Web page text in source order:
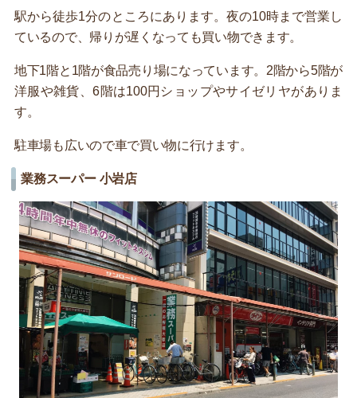
駅から徒歩1分のところにあります。夜の10時まで営業し
ているので、帰りが遅くなっても買い物できます。
地下1階と1階が食品売り場になっています。2階から5階が
洋服や雑貨、6階は100円ショップやサイゼリヤがありま
す。
駐車場も広いので車で買い物に行けます。
業務スーパー 小岩店